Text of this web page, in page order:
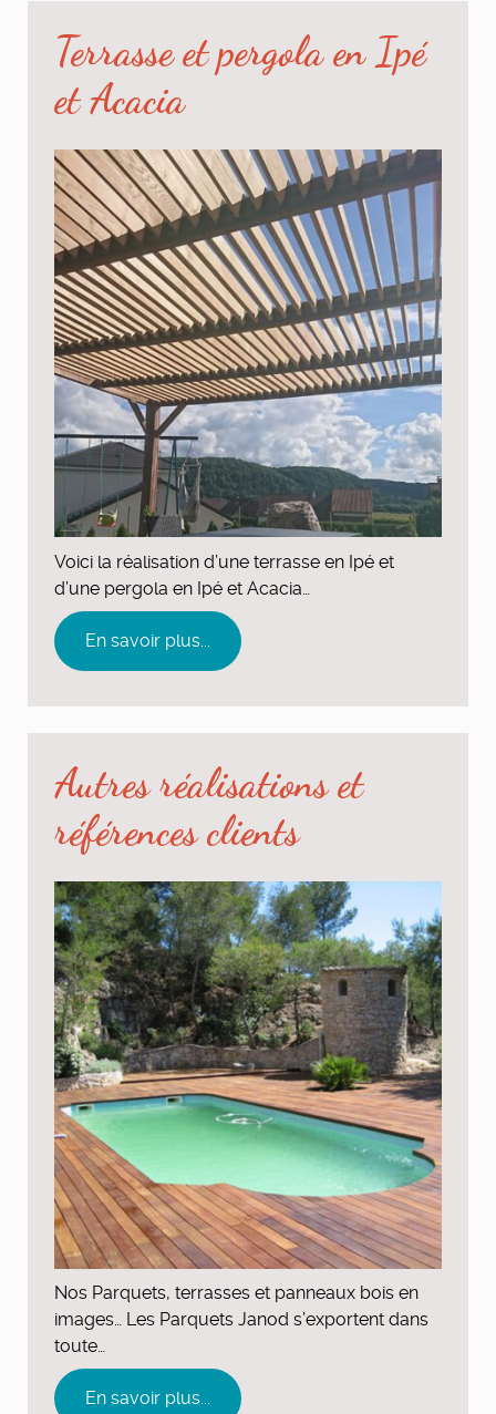
Terrasse et pergola en Ipé
et Acacia
Voici la réalisation d’une terrasse en Ipé et
d’une pergola en Ipé et Acacia…
En savoir plus...
Autres réalisations et
références clients
Nos Parquets, terrasses et panneaux bois en
images… Les Parquets Janod s’exportent dans
toute…
En savoir plus...